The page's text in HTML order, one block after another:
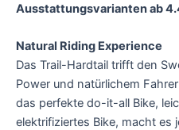
Ausstattungsvarianten ab
Natural Riding Experience
Das Trail-Hardtail trifft den
Power und natürlichem
das perfekte do-it-all Bike,
elektrifiziertes Bike, macht es